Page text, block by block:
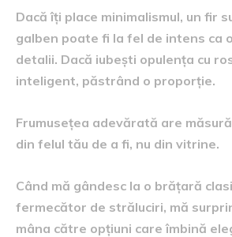
Dacă îți place minimalismul, un fir
galben poate fi la fel de intens ca
detalii. Dacă iubești opulența cu
inteligent, păstrând o proporție.
Frumusețea adevărată are
din felul tău de a fi, nu din vitrine.
Când mă gândesc la o brățară
fermecător de străluciri, mă
mâna către opțiuni care îmbină